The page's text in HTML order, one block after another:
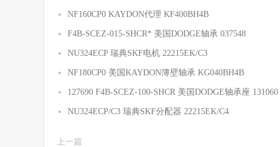
NF160CP0 KAYDON代理 KF400BH4B
F4B-SCEZ-015-SHCR* 美国DODGE轴承 037548
NU324ECP 瑞典SKF电机 22215EK/C3
NF180CP0 美国KAYDON簿壁轴承 KG040BH4B
127690 F4B-SCEZ-100-SHCR 美国DODGE轴承座
NU324ECP/C3 瑞典SKF分配器 22215EK/C4
上一篇